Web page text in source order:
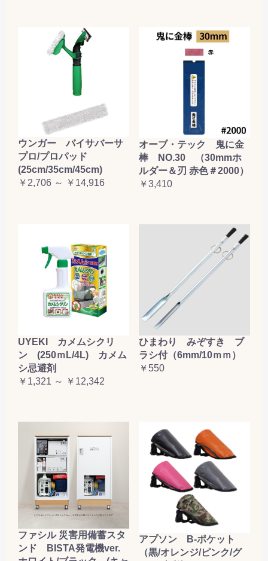
ウンガー バイサバーサ
プロ/プロパッド
(25cm/35cm/45cm)
￥2,706 ～ ￥14,916
オーブ・テック 鬼に金
棒 NO.30 （30mmホ
ルダー＆刃 赤色＃2000）
￥3,410
UYEKI カメムシクリ
ン (250ｍL/4L) カメム
シ忌避剤
￥1,321 ～ ￥12,342
ひまわり みぞすき ブ
ラシ付（6mm/10ｍｍ）
￥550
ファシル 災害用備蓄スタ
ンド BISTA発電機ver.
アプソン B-ポケット
（黒/オレンジ/ピンク/グ